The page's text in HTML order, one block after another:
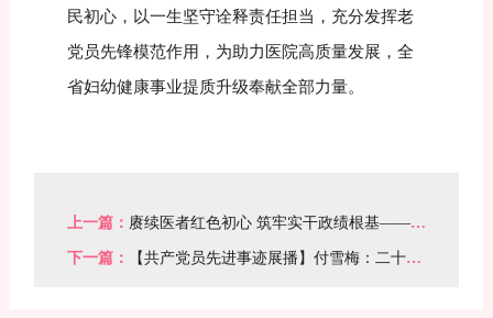
民初心，以一生坚守诠释责任担当，充分发挥老
党员先锋模范作用，为助力医院高质量发展，全
省妇幼健康事业提质升级奉献全部力量。
上一篇： 赓续医者红色初心 筑牢实干政绩根基——省
妇幼保健院举行“光荣在党50年”纪念章颁发仪式
下一篇： 【共产党员先进事迹展播】付雪梅：二十载